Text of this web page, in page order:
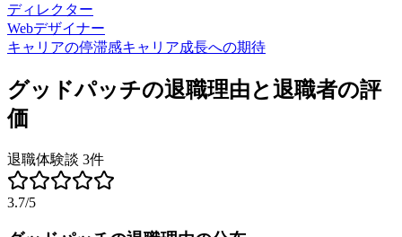
ディレクター
Webデザイナー
キャリアの停滞感キャリア成長への期待
グッドパッチの退職理由と退職者の評
価
退職体験談 3件
3.7/5